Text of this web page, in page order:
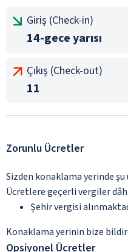
Giriş (Check-in)
14-gece yarısı
Çıkış (Check-out)
11
Zorunlu Ücretler
Sizden konaklama yerinde
Ücretlere geçerli vergiler
Şehir vergisi
Konaklama yerinin bize
Opsiyonel Ücretler